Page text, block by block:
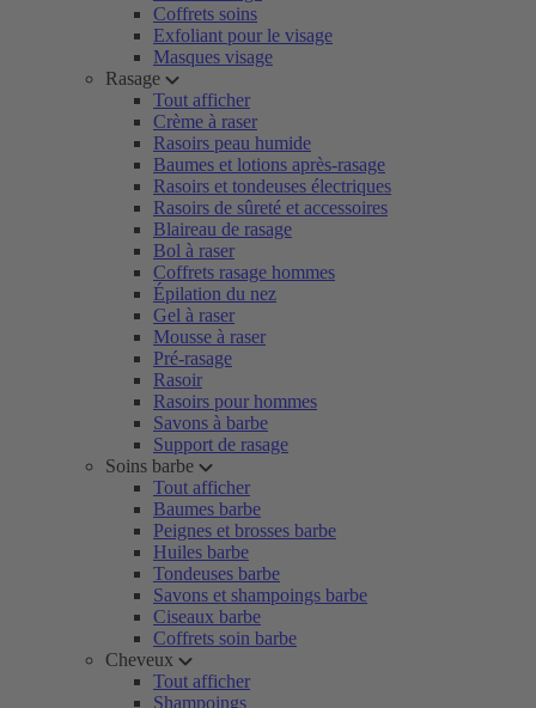
Coffrets soins
Exfoliant pour le visage
Masques visage
Rasage
Tout afficher
Crème à raser
Rasoirs peau humide
Baumes et lotions après-rasage
Rasoirs et tondeuses électriques
Rasoirs de sûreté et accessoires
Blaireau de rasage
Bol à raser
Coffrets rasage hommes
Épilation du nez
Gel à raser
Mousse à raser
Pré-rasage
Rasoir
Rasoirs pour hommes
Savons à barbe
Support de rasage
Soins barbe
Tout afficher
Baumes barbe
Peignes et brosses barbe
Huiles barbe
Tondeuses barbe
Savons et shampoings barbe
Ciseaux barbe
Coffrets soin barbe
Cheveux
Tout afficher
Shampoings